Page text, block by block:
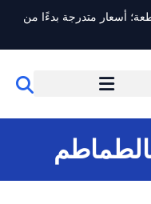
وحدة تخزين: 5 آلاف قطعة؛ أسعار متدرجة بدءًا من